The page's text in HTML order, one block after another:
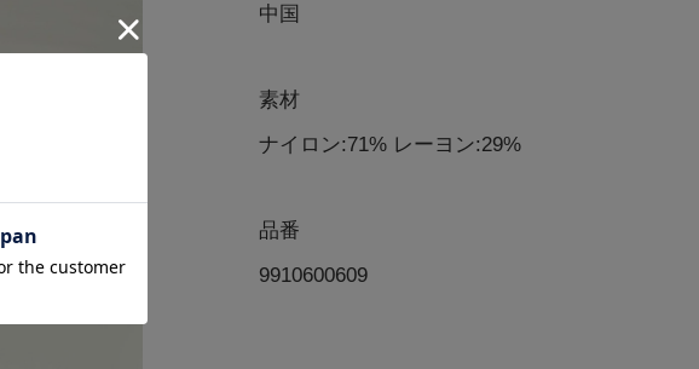
中国
素材
ナイロン:71% レーヨン:29%
品番
9910600609